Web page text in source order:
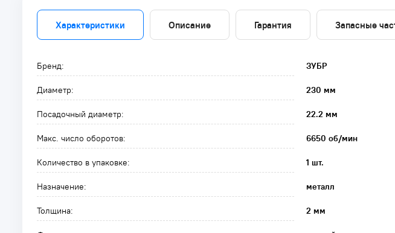
Характеристики Описание Гарантия Запасные
Бренд: ЗУБР
Диаметр: 230 мм
Посадочный диаметр: 22.2 мм
Макс. число оборотов: 6650 об/мин
Количество в упаковке: 1 шт.
Назначение: металл
Толщина: 2 мм